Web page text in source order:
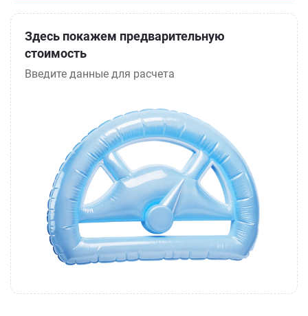
Здесь покажем предварительную
стоимость
Введите данные для расчета